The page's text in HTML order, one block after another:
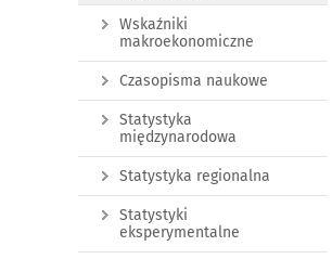
Wskaźniki
makroekonomiczne
Czasopisma naukowe
Statystyka
międzynarodowa
Statystyka regionalna
Statystyki
eksperymentalne